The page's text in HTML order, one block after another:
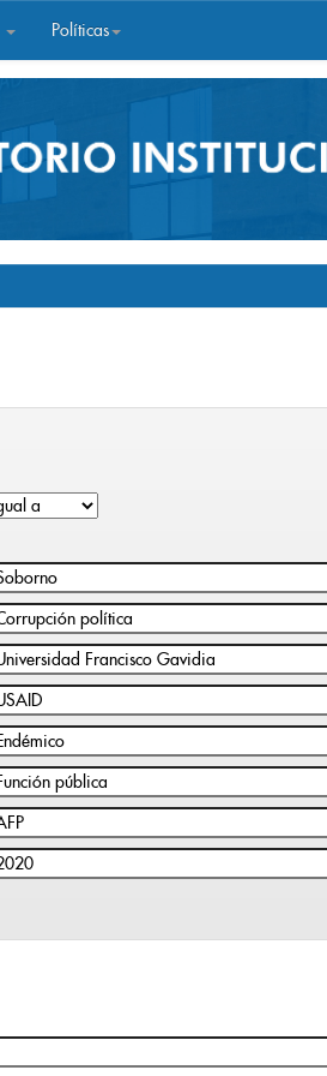
Políticas